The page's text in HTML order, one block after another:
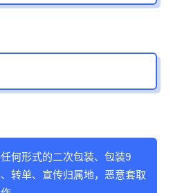
何形式的二次包装、包装9
转单、宣传归属地，恶意套取